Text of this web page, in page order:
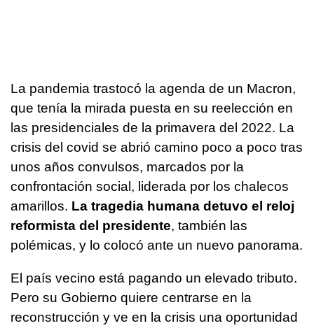
La pandemia trastocó la agenda de un Macron,
que tenía la mirada puesta en su reelección en
las presidenciales de la primavera del 2022. La
crisis del covid se abrió camino poco a poco tras
unos años convulsos, marcados por la
confrontación social, liderada por los chalecos
amarillos. La tragedia humana detuvo el reloj
reformista del presidente, también las
polémicas, y lo colocó ante un nuevo panorama.
El país vecino está pagando un elevado tributo.
Pero su Gobierno quiere centrarse en la
reconstrucción y ve en la crisis una oportunidad